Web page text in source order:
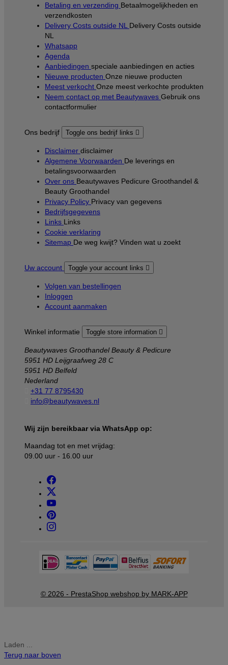
Betaling en verzending Betaalmogelijkheden en
verzendkosten
Delivery Costs outside NL Delivery Costs outside
NL
Whatsapp
Agenda
Aanbiedingen speciale aanbiedingen en acties
Nieuwe producten Onze nieuwe producten
Meest verkocht Onze meest verkochte produkten
Neem contact op met Beautywaves Gebruik ons
contactformulier
Ons bedrijf Toggle ons bedrijf links 
Disclaimer disclaimer
Algemene Voorwaarden De leverings en
betalingsvoorwaarden
Over ons Beautywaves Pedicure Groothandel &
Beauty Groothandel
Privacy Policy Privacy van gegevens
Bedrijfsgegevens
Links Links
Cookie verklaring
Sitemap De weg kwijt? Vinden wat u zoekt
Uw account Toggle your account links 
Volgen van bestellingen
Inloggen
Account aanmaken
Winkel informatie Toggle store information 
Beautywaves Groothandel Beauty & Pedicure
5951 HD Leijgraafweg 28 C
5951 HD Belfeld
Nederland
+31 77 8795430
info@beautywaves.nl
Wij zijn bereikbaar via WhatsApp op:
Maandag tot en met vrijdag:
09.00 uur - 16.00 uur
© 2026 - PrestaShop webshop by MARK-APP
Laden ...
Terug naar boven